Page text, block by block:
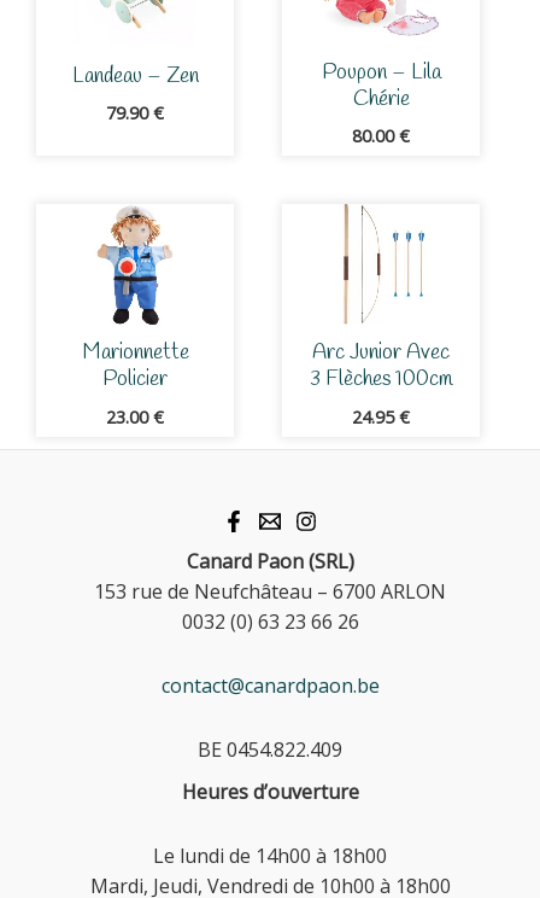
Landeau – Zen
79.90€
Poupon – Lila
Chérie
80.00€
Marionnette
Policier
23.00€
Arc Junior Avec
3 Flèches 100cm
24.95€
Canard Paon (SRL)
153 rue de Neufchâteau – 6700 ARLON
0032 (0) 63 23 66 26
contact@canardpaon.be
BE 0454.822.409
Heures d’ouverture
Le lundi de 14h00 à 18h00
Mardi, Jeudi, Vendredi de 10h00 à 18h00